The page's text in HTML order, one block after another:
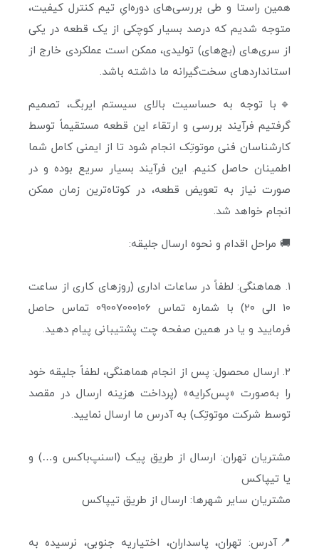
همین راستا و طی بررسی‌های دوره‌ایِ تیم کنترل کیفیت،
متوجه شدیم که درصد بسیار کوچکی از یک قطعه‌ در یکی
از سری‌های (بچ‌های) تولیدی، ممکن است عملکردی خارج از
استانداردهای سخت‌گیرانه ما داشته باشد.
🔹با توجه به حساسیت بالای سیستم ایربگ، تصمیم
گرفتیم فرآیند بررسی و ارتقاء این قطعه مستقیماً توسط
کارشناسان فنی موتوتِک انجام شود تا از ایمنی کامل شما
اطمینان حاصل کنیم. این فرآیند بسیار سریع بوده و در
صورت نیاز به تعویض قطعه، در کوتاه‌ترین زمان ممکن
انجام خواهد شد.
🚚 مراحل اقدام و نحوه ارسال جلیقه:
۱. هماهنگی: لطفاً در ساعات اداری (روزهای کاری از ساعت
۱۰ الی ۲۰) با شماره تماس 09007000106 تماس حاصل
فرمایید و یا در همین صفحه چت پشتیبانی پیام دهید.
۲. ارسال محصول: پس از انجام هماهنگی، لطفاً جلیقه خود
را به‌صورت «پس‌کرایه» (پرداخت هزینه ارسال در مقصد
توسط شرکت موتوتِک) به آدرس ما ارسال نمایید.
مشتریان تهران: ارسال از طریق پیک (اسنپ‌باکس و…) و
یا تیپاکس
مشتریان سایر شهرها: ارسال از طریق تیپاکس
📍آدرس: تهران، پاسداران، اختیاریه جنوبی، نرسیده به